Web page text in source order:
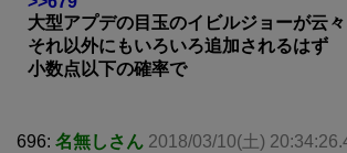
大型アプデの目玉のイビルジョーが云
それ以外にもいろいろ追加されるはず
小数点以下の確率で
696: 名無しさん 2018/03/10(土)